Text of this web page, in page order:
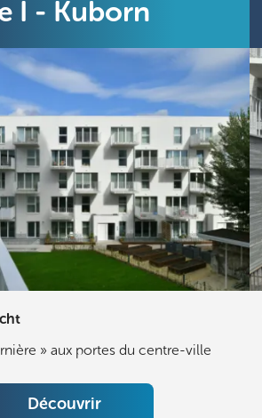
I - Kuborn
» aux portes du centre-ville
Découvrir